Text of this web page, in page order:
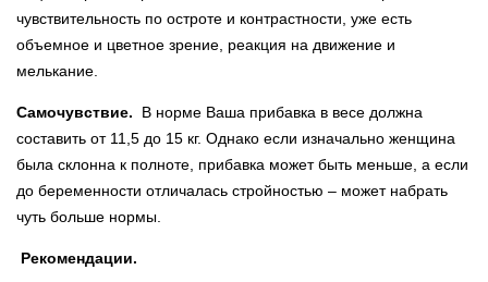
чувствительность по остроте и контрастности, уже есть
объемное и цветное зрение, реакция на движение и
мелькание.
Самочувствие.
В норме Ваша прибавка в весе должна
составить от 11,5 до 15 кг. Однако если изначально женщина
была склонна к полноте, прибавка может быть меньше, а если
до беременности отличалась стройностью – может набрать
чуть больше нормы.
Рекомендации.